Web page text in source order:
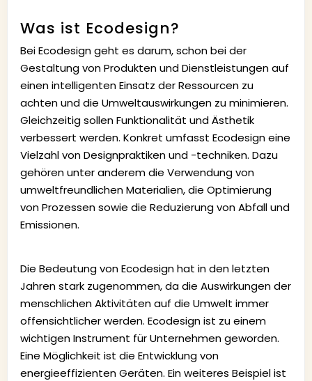
Was ist Ecodesign?
Bei Ecodesign geht es darum, schon bei der
Gestaltung von Produkten und Dienstleistungen auf
einen intelligenten Einsatz der Ressourcen zu
achten und die Umweltauswirkungen zu minimieren.
Gleichzeitig sollen Funktionalität und Ästhetik
verbessert werden. Konkret umfasst Ecodesign eine
Vielzahl von Designpraktiken und -techniken. Dazu
gehören unter anderem die Verwendung von
umweltfreundlichen Materialien, die Optimierung
von Prozessen sowie die Reduzierung von Abfall und
Emissionen.
Die Bedeutung von Ecodesign hat in den letzten
Jahren stark zugenommen, da die Auswirkungen der
menschlichen Aktivitäten auf die Umwelt immer
offensichtlicher werden. Ecodesign ist zu einem
wichtigen Instrument für Unternehmen geworden.
Eine Möglichkeit ist die Entwicklung von
energieeffizienten Geräten. Ein weiteres Beispiel ist